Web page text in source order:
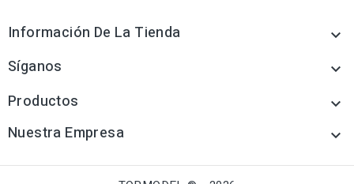
Información De La Tienda 
Síganos 
Productos 
Nuestra Empresa 